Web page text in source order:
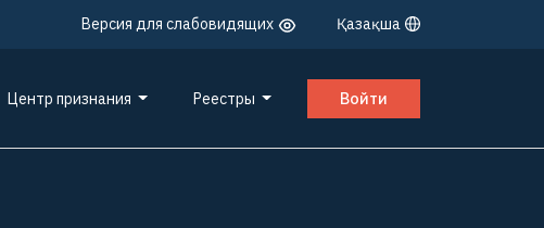
Версия для слабовидящих Қазақша
Центр признания Реестры Войти